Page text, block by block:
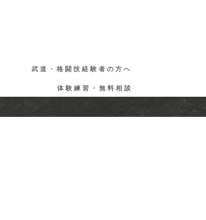
武道・格闘技経験者の方へ
体験練習・無料相談